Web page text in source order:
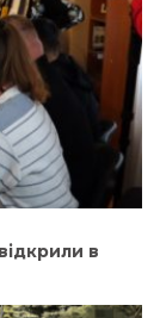
в